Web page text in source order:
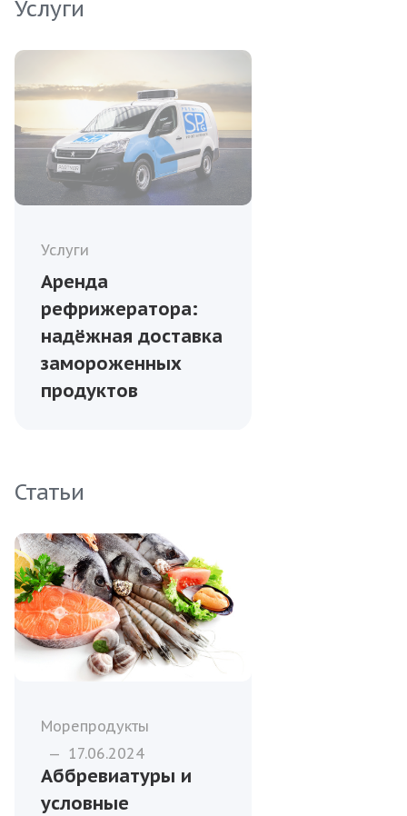
Услуги
Услуги
Аренда
рефрижератора:
надёжная доставка
замороженных
продуктов
Статьи
Морепродукты
— 17.06.2024
Аббревиатуры и
условные